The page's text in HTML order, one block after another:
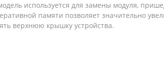
используется для замены модуля,
памяти позволяет значительно
верхнюю крышку устройства.